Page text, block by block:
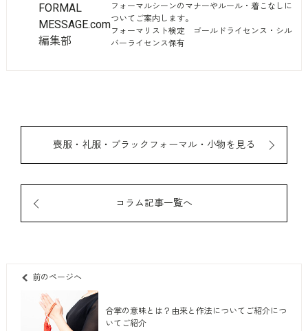
FORMAL
MESSAGE.com
編集部
フォーマルシーンのマナーやルール・着こなしに
ついてご案内します。
フォーマリスト検定 ゴールドライセンス・シル
バーライセンス保有
喪服・礼服・ブラックフォーマル・小物を見る
コラム記事一覧へ
前のページへ
合掌の意味とは？由来と作法についてご紹介につ
いてご紹介